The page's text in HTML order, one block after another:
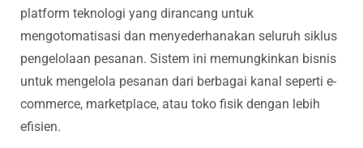
platform teknologi yang dirancang untuk
mengotomatisasi dan menyederhanakan seluruh siklus
pengelolaan pesanan. Sistem ini memungkinkan bisnis
untuk mengelola pesanan dari berbagai kanal seperti e-
commerce, marketplace, atau toko fisik dengan lebih
efisien.